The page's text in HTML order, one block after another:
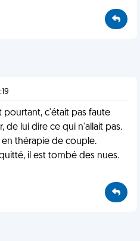
pourtant, c'était pas faute
de lui dire ce qui n'allait pas.
thérapie de couple.
il est tombé des nues.